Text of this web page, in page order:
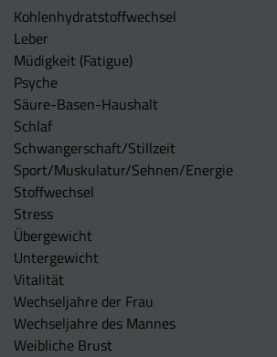
Kohlenhydratstoffwechsel
Leber
Müdigkeit (Fatigue)
Psyche
Säure-Basen-Haushalt
Schlaf
Schwangerschaft/Stillzeit
Sport/Muskulatur/Sehnen/Energie
Stoffwechsel
Stress
Übergewicht
Untergewicht
Vitalität
Wechseljahre der Frau
Wechseljahre des Mannes
Weibliche Brust